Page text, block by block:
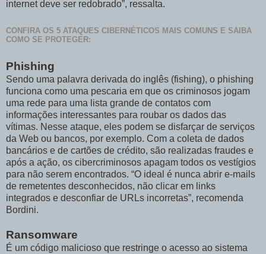
internet deve ser redobrado”, ressalta.
CONFIRA OS 5 ATAQUES CIBERNÉTICOS MAIS COMUNS E SAIBA
COMO SE PROTEGER:
Phishing
Sendo uma palavra derivada do inglês (fishing), o phishing
funciona como uma pescaria em que os criminosos jogam
uma rede para uma lista grande de contatos com
informações interessantes para roubar os dados das
vítimas. Nesse ataque, eles podem se disfarçar de serviços
da Web ou bancos, por exemplo. Com a coleta de dados
bancários e de cartões de crédito, são realizadas fraudes e
após a ação, os cibercriminosos apagam todos os vestígios
para não serem encontrados. “O ideal é nunca abrir e-mails
de remetentes desconhecidos, não clicar em links
integrados e desconfiar de URLs incorretas”, recomenda
Bordini.
Ransomware
É um código malicioso que restringe o acesso ao sistema